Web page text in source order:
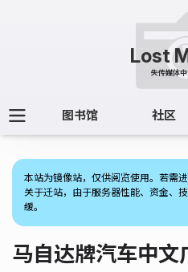
图书馆 社区
本站为镜像站，仅供阅览使用。若需
关于迁站，由于服务器性能、资金、
缓。
马自达牌汽车中文